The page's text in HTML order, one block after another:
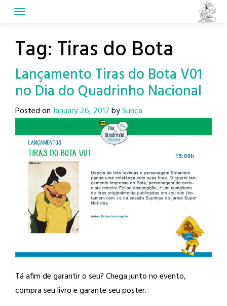
Tag: Tiras do Bota
Lançamento Tiras do Bota V01
no Dia do Quadrinho Nacional
Posted onJanuary 26, 2017bySunça
Tá afim de garantir o seu? Chega junto no evento,
compra seu livro e garante seu poster.